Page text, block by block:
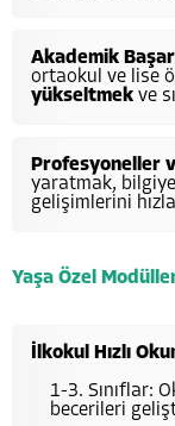
Akademik
ortaokul ve lise
yükseltmek ve
Profesyoneller
yaratmak, bilgiye
gelişimlerini
Yaşa Özel
İlkokul Hızlı
1-3. Sınıflar:
becerileri